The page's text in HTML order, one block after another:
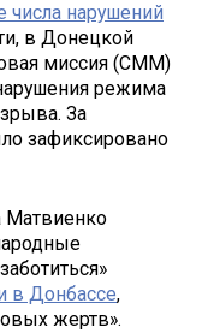
числа нарушений
в Донецкой
миссия (СММ)
режима
За
зафиксировано
Матвиенко
в Донбассе,
жертв».